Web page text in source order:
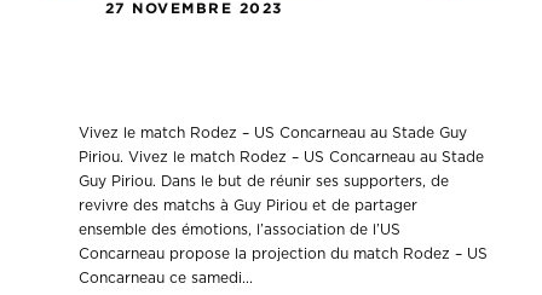
27 NOVEMBRE 2023
Vivez le match Rodez – US Concarneau au Stade Guy
Piriou. Vivez le match Rodez – US Concarneau au Stade
Guy Piriou. Dans le but de réunir ses supporters, de
revivre des matchs à Guy Piriou et de partager
ensemble des émotions, l’association de l’US
Concarneau propose la projection du match Rodez – US
Concarneau ce samedi...